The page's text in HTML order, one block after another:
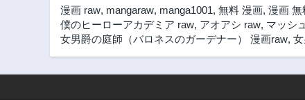
漫画 raw, mangaraw, manga1001, 無料 漫画, 漫画 無
僕のヒーローアカデミア raw, アオアシ raw, マッシ
女男爵の庭師（バロネスのガーデナー） 漫画raw,